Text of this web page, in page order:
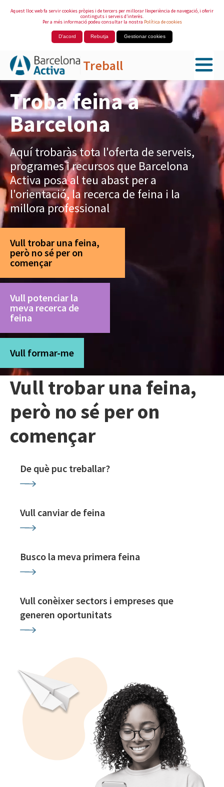
Aquest lloc web fa servir cookies pròpies i de tercers per millorar l’experiència de navegació, i oferir
continguts i serveis d’interès.
Per a més informació podeu consultar la nostra Política de cookies
D'acord Rebutja Gestionar cookies
Treball
Salta al contingut principal
Troba feina a
Barcelona
Aquí trobaràs tota l'oferta de serveis,
programes i recursos que Barcelona
Activa posa al teu abast per a
l'orientació, la recerca de feina i la
millora professional
Vull trobar una feina,
però no sé per on
començar
Vull potenciar la
meva recerca de
feina
Vull formar-me
Vull trobar una feina,
però no sé per on
començar
De què puc treballar?
Vull canviar de feina
Busco la meva primera feina
Vull conèixer sectors i empreses que
generen oportunitats